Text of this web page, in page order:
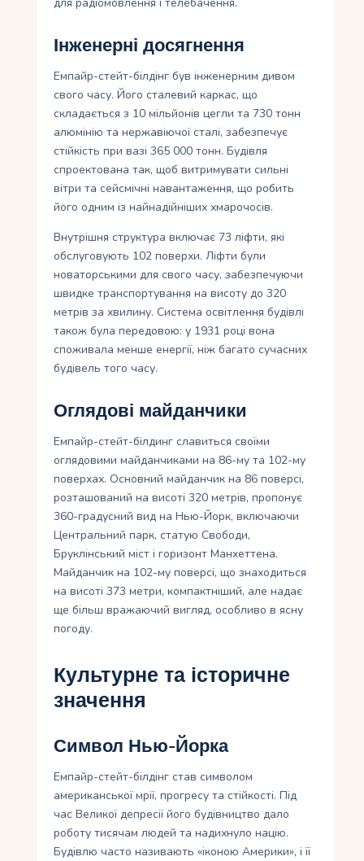
Інженерні досягнення
Емпайр-стейт-білдінг був інженерним дивом
свого часу. Його сталевий каркас, що
складається з 10 мільйонів цегли та 730 тонн
алюмінію та нержавіючої сталі, забезпечує
стійкість при вазі 365 000 тонн. Будівля
спроектована так, щоб витримувати сильні
вітри та сейсмічні навантаження, що робить
його одним із найнадійніших хмарочосів.
Внутрішня структура включає 73 ліфти, які
обслуговують 102 поверхи. Ліфти були
новаторськими для свого часу, забезпечуючи
швидке транспортування на висоту до 320
метрів за хвилину. Система освітлення будівлі
також була передовою: у 1931 році вона
споживала менше енергії, ніж багато сучасних
будівель того часу.
Оглядові майданчики
Емпайр-стейт-білдинг славиться своїми
оглядовими майданчиками на 86-му та 102-му
поверхах. Основний майданчик на 86 поверсі,
розташований на висоті 320 метрів, пропонує
360-градусний вид на Нью-Йорк, включаючи
Центральний парк, статую Свободи,
Бруклінський міст і горизонт Манхеттена.
Майданчик на 102-му поверсі, що знаходиться
на висоті 373 метри, компактніший, але надає
ще більш вражаючий вигляд, особливо в ясну
погоду.
Культурне та історичне
значення
Символ Нью-Йорка
Емпайр-стейт-білдінг став символом
американської мрії, прогресу та стійкості. Під
час Великої депресії його будівництво дало
роботу тисячам людей та надихнуло націю.
Будівлю часто називають «іконою Америки», і її